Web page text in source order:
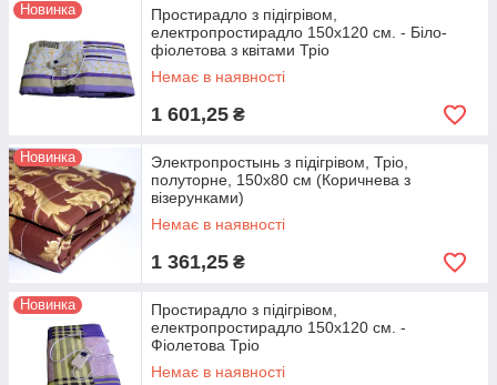
Новинка
Простирадло з підігрівом,
електропростирадло 150х120 см. - Біло-
фіолетова з квітами Тріо
Немає в наявності
1 601,25 ₴
Новинка
Электропростынь з підігрівом, Тріо,
полуторне, 150x80 см (Коричнева з
візерунками)
Немає в наявності
1 361,25 ₴
Новинка
Простирадло з підігрівом,
електропростирадло 150х120 см. -
Фіолетова Тріо
Немає в наявності